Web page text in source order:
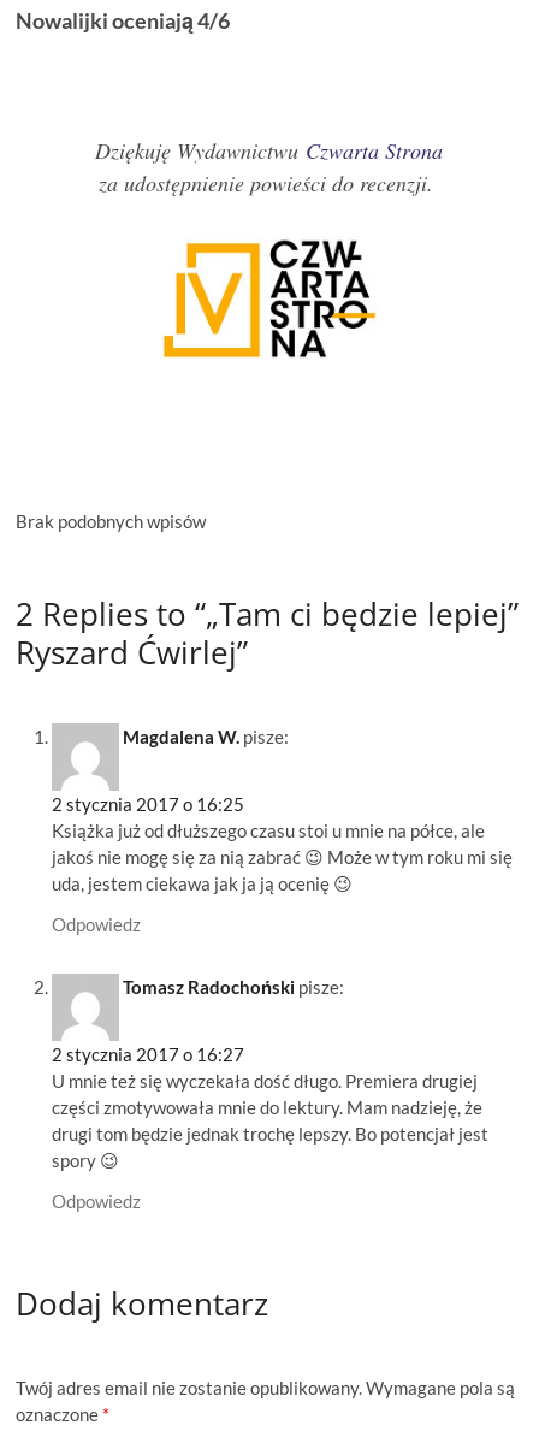
Nowalijki oceniają 4/6
Dziękuję Wydawnictwu Czwarta Strona
za udostępnienie powieści do recenzji.
Brak podobnych wpisów
2 Replies to “„Tam ci będzie lepiej”
Ryszard Ćwirlej”
Magdalena W. pisze:
2 stycznia 2017 o 16:25
Książka już od dłuższego czasu stoi u mnie na półce, ale
jakoś nie mogę się za nią zabrać 😉 Może w tym roku mi się
uda, jestem ciekawa jak ja ją ocenię 😉
Odpowiedz
Tomasz Radochoński pisze:
2 stycznia 2017 o 16:27
U mnie też się wyczekała dość długo. Premiera drugiej
części zmotywowała mnie do lektury. Mam nadzieję, że
drugi tom będzie jednak trochę lepszy. Bo potencjał jest
spory 😉
Odpowiedz
Dodaj komentarz
Twój adres email nie zostanie opublikowany. Wymagane pola są
oznaczone *